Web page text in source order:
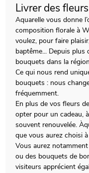
Livrer des
Aquarelle vous donne
composition florale à
voulez, pour faire
baptême... Depuis plus
bouquets dans la
Ce qui nous rend
bouquets : nous
fréquemment.
En plus de vos fleurs
opter pour un cadeau,
souvent renouvelée.
que vous aurez choisi
Vous aurez
ou des bouquets de
visiteurs apprécient